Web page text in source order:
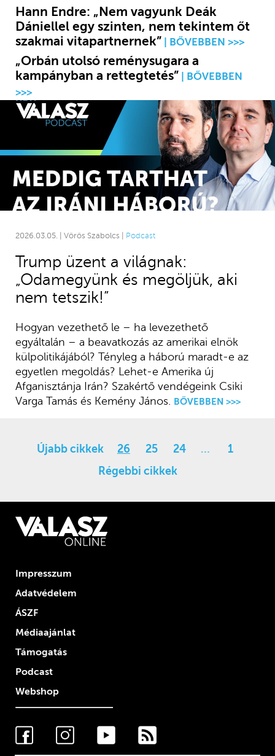
2026.03.05. | Vörös Szabolcs | Podcast
Trump üzent a világnak:
„Odamegyünk és megöljük, aki
nem tetszik!”
Hogyan vezethető le – ha levezethető
egyáltalán – a beavatkozás az amerikai elnök
külpolitikájából? Tényleg a háború maradt-e az
egyetlen megoldás? Lehet-e Amerika új
Afganisztánja Irán? Szakértő vendégeink Csiki
Varga Tamás és Kemény János.
BŐVEBBEN >>>
„Orbán utolsó reménysugara a
kampányban a rettegtetés”
Hann Endre: „Nem vagyunk Deák
Dániellel egy szinten, nem tekintem őt
szakmai vitapartnernek”
Újabb cikkek 26 25 24 …
1
Régebbi cikkek
Impresszum
Adatvédelem
ÁSZF
Médiaajánlat
Támogatás
Podcast
Webshop